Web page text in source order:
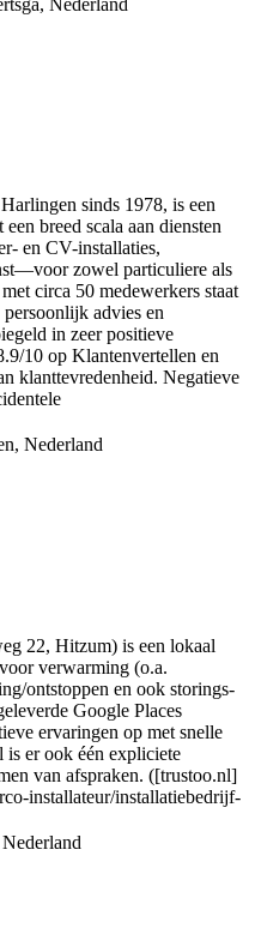
Nederland
sinds 1978, is een
breed scala aan diensten
en CV-installaties,
zowel particuliere als
circa 50 medewerkers staat
advies en
in zeer positieve
10 op Klantenvertellen en
klanttevredenheid. Negatieve
Nederland
22, Hitzum) is een lokaal
verwarming (o.a.
ontstoppen en ook storings-
Google Places
ervaringen op met snelle
is er ook één expliciete
van afspraken. ([trustoo.nl]
installateur/installatiebedrijf-